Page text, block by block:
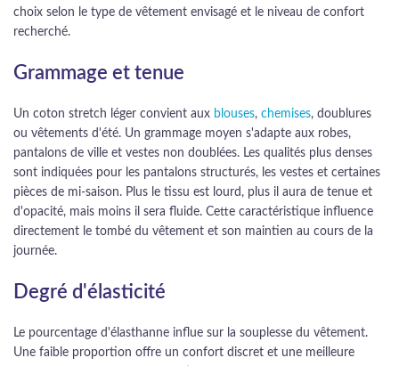
choix selon le type de vêtement envisagé et le niveau de confort
recherché.
Grammage et tenue
Un coton stretch léger convient aux blouses, chemises, doublures
ou vêtements d'été. Un grammage moyen s'adapte aux robes,
pantalons de ville et vestes non doublées. Les qualités plus denses
sont indiquées pour les pantalons structurés, les vestes et certaines
pièces de mi-saison. Plus le tissu est lourd, plus il aura de tenue et
d'opacité, mais moins il sera fluide. Cette caractéristique influence
directement le tombé du vêtement et son maintien au cours de la
journée.
Degré d'élasticité
Le pourcentage d'élasthanne influe sur la souplesse du vêtement.
Une faible proportion offre un confort discret et une meilleure